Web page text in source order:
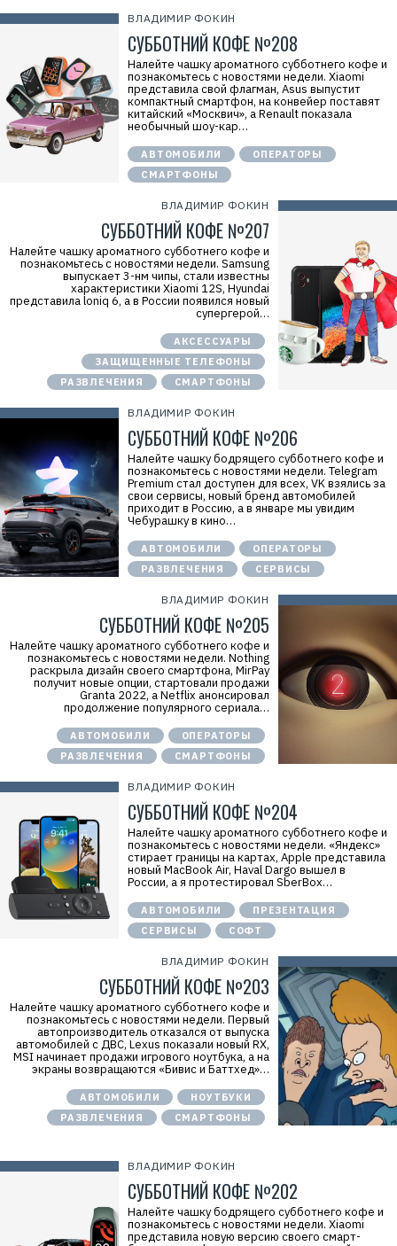
ВЛАДИМИР ФОКИН
СУББОТНИЙ КОФЕ №208
Налейте чашку ароматного субботнего кофе и
познакомьтесь с новостями недели. Xiaomi
представила свой флагман, Asus выпустит
компактный смартфон, на конвейер поставят
китайский «Москвич», а Renault показала
необычный шоу-кар…
АВТОМОБИЛИ
ОПЕРАТОРЫ
СМАРТФОНЫ
ВЛАДИМИР ФОКИН
СУББОТНИЙ КОФЕ №207
Налейте чашку ароматного субботнего кофе и
познакомьтесь с новостями недели. Samsung
выпускает 3-нм чипы, стали известны
характеристики Xiaomi 12S, Hyundai
представила loniq 6, а в России появился новый
супергерой…
АКСЕССУАРЫ
ЗАЩИЩЕННЫЕ ТЕЛЕФОНЫ
РАЗВЛЕЧЕНИЯ
СМАРТФОНЫ
ВЛАДИМИР ФОКИН
СУББОТНИЙ КОФЕ №206
Налейте чашку бодрящего субботнего кофе и
познакомьтесь с новостями недели. Telegram
Premium стал доступен для всех, VK взялись за
свои сервисы, новый бренд автомобилей
приходит в Россию, а в январе мы увидим
Чебурашку в кино…
АВТОМОБИЛИ
ОПЕРАТОРЫ
РАЗВЛЕЧЕНИЯ
СЕРВИСЫ
ВЛАДИМИР ФОКИН
СУББОТНИЙ КОФЕ №205
Налейте чашку ароматного субботнего кофе и
познакомьтесь с новостями недели. Nothing
раскрыла дизайн своего смартфона, MirPay
получит новые опции, стартовали продажи
Granta 2022, а Netflix анонсировал
продолжение популярного сериала…
АВТОМОБИЛИ
ОПЕРАТОРЫ
РАЗВЛЕЧЕНИЯ
СМАРТФОНЫ
ВЛАДИМИР ФОКИН
СУББОТНИЙ КОФЕ №204
Налейте чашку ароматного субботнего кофе и
познакомьтесь с новостями недели. «Яндекс»
стирает границы на картах, Apple представила
новый MacBook Air, Haval Dargo вышел в
России, а я протестировал SberBox…
АВТОМОБИЛИ
ПРЕЗЕНТАЦИЯ
СЕРВИСЫ
СОФТ
ВЛАДИМИР ФОКИН
СУББОТНИЙ КОФЕ №203
Налейте чашку ароматного субботнего кофе и
познакомьтесь с новостями недели. Первый
автопроизводитель отказался от выпуска
автомобилей с ДВС, Lexus показали новый RX,
MSI начинает продажи игрового ноутбука, а на
экраны возвращаются «Бивис и Баттхед»…
АВТОМОБИЛИ
НОУТБУКИ
РАЗВЛЕЧЕНИЯ
СМАРТФОНЫ
ВЛАДИМИР ФОКИН
СУББОТНИЙ КОФЕ №202
Налейте чашку бодрящего субботнего кофе и
познакомьтесь с новостями недели. Xiaomi
представила новую версию своего смарт-
а
в
э
й
»
И
Н
7
7
1
8